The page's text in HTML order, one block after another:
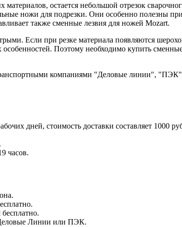
остается небольшой отрезок
ножи для подрезки. Они особенно полезны
также сменные лезвия для ножей Mozart.
Если при резке материала появляются
Поэтому необходимо купить
компаниями "Деловые линии",
дней, стоимость доставки составляет 1000
часов.
Деловые Линии или ПЭК.